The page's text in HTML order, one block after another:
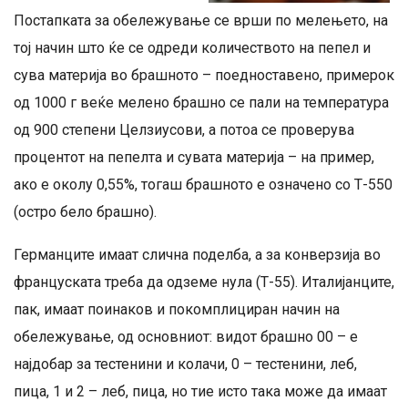
Постапката за обележување се врши по мелењето, на
тој начин што ќе се одреди количеството на пепел и
сува материја во брашното – поедноставено, примерок
од 1000 г веќе мелено брашно се пали на температура
од 900 степени Целзиусови, а потоа се проверува
процентот на пепелта и сувата материја – на пример,
ако е околу 0,55%, тогаш брашното е означено со Т-550
(остро бело брашно).
Германците имаат слична поделба, а за конверзија во
француската треба да одземе нула (Т-55). Италијанците,
пак, имаат поинаков и покомплициран начин на
обележување, од основниот: видот брашно 00 – е
најдобар за тестенини и колачи, 0 – тестенини, леб,
пица, 1 и 2 – леб, пица, но тие исто така може да имаат